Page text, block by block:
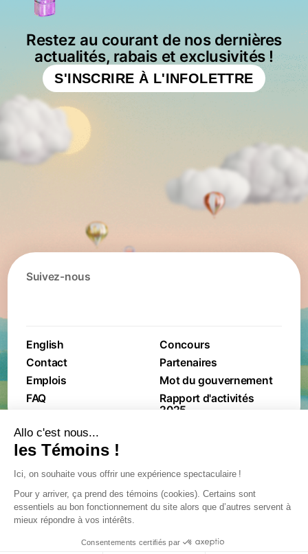
Restez au courant de nos dernières
actualités, rabais et exclusivités !
S'INSCRIRE À L'INFOLETTRE
Suivez-nous
English
Contact
Emplois
FAQ
Concours
Partenaires
Mot du gouvernement
Rapport d'activités
2025
Conditions générales de
Plan sur l'accessibilité
Avis légal
Politique de
confidentialité
personnels
des incidents de
confidentialité
– 2026International de montgolfières Saint-Jean-sur-